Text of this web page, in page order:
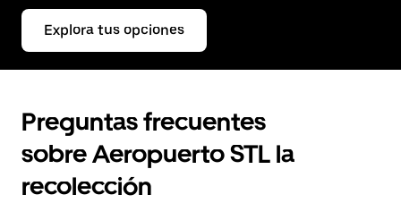
Explora tus opciones
Preguntas frecuentes
sobre Aeropuerto STL la
recolección